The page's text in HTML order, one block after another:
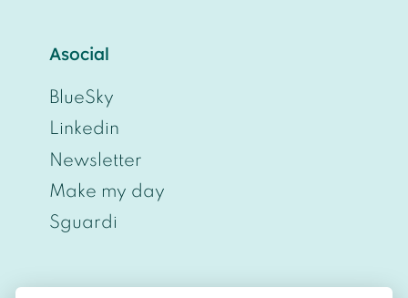
Asocial
BlueSky
Linkedin
Newsletter
Make my day
Sguardi